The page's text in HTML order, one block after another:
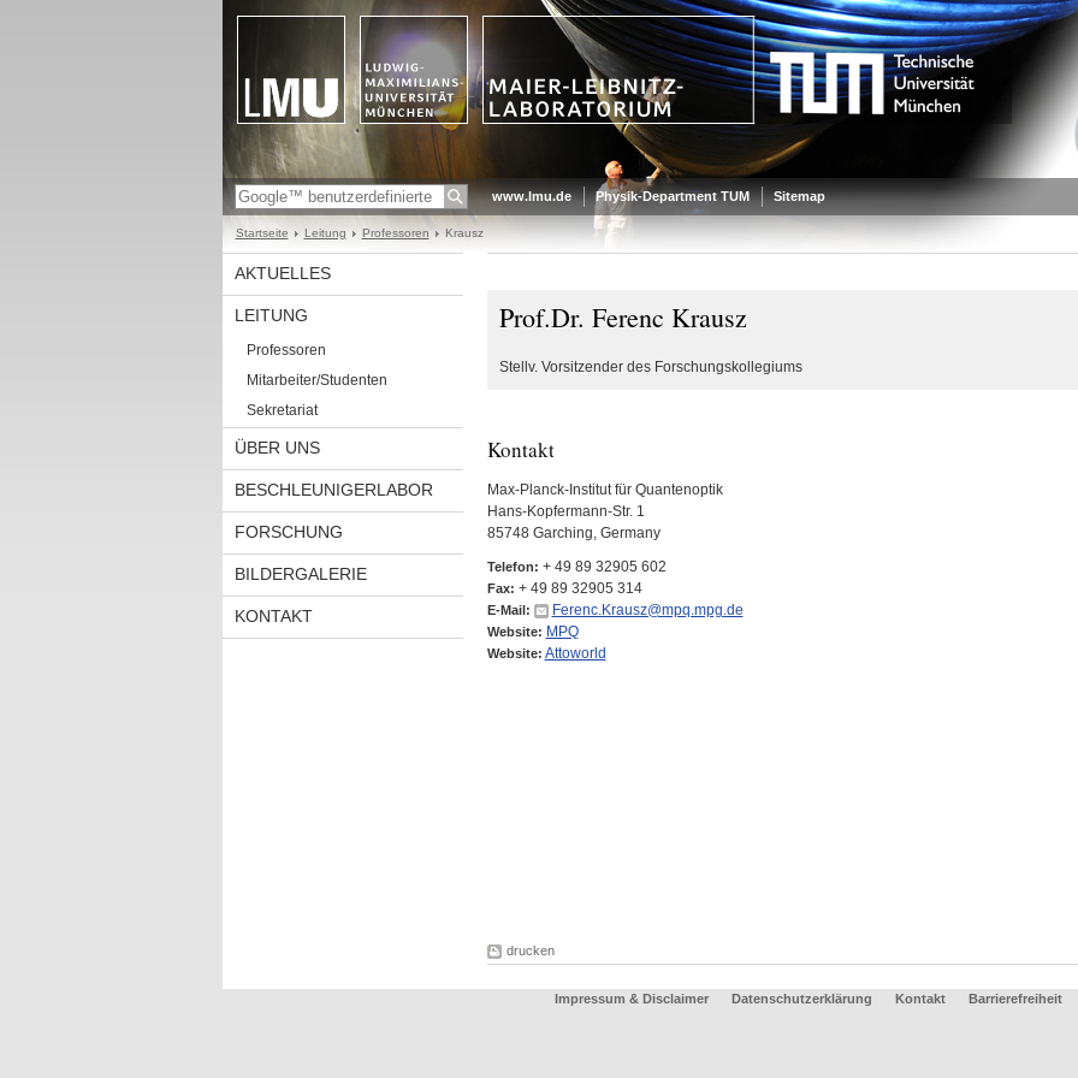
www.lmu.de Physik-Department TUM Sitemap
Startseite Leitung Professoren Krausz
AKTUELLES
LEITUNG
Professoren
Mitarbeiter/Studenten
Sekretariat
ÜBER UNS
BESCHLEUNIGERLABOR
FORSCHUNG
BILDERGALERIE
KONTAKT
Prof.Dr. Ferenc Krausz
Stellv. Vorsitzender des Forschungskollegiums
Kontakt
Max-Planck-Institut für Quantenoptik
Hans-Kopfermann-Str. 1
85748 Garching, Germany
Telefon: + 49 89 32905 602
Fax: + 49 89 32905 314
E-Mail: Ferenc.Krausz@mpq.mpg.de
Website: MPQ
Website: Attoworld
drucken
Impressum & Disclaimer Datenschutzerklärung Kontakt Barrierefreiheit